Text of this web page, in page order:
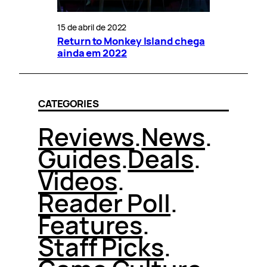
15 de abril de 2022
Return to Monkey Island chega
ainda em 2022
CATEGORIES
Reviews.News.
Guides.Deals.
Videos.
Reader Poll.
Features.
Staff Picks.